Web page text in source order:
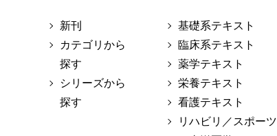
新刊
カテゴリから
探す
シリーズから
探す
基礎系テキスト
臨床系テキスト
薬学テキスト
栄養テキスト
看護テキスト
リハビリ／スポーツ